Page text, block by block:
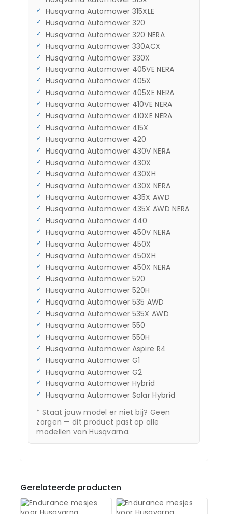
Husqvarna Automower 315XLE
Husqvarna Automower 320
Husqvarna Automower 320 NERA
Husqvarna Automower 330ACX
Husqvarna Automower 330X
Husqvarna Automower 405VE NERA
Husqvarna Automower 405X
Husqvarna Automower 405XE NERA
Husqvarna Automower 410VE NERA
Husqvarna Automower 410XE NERA
Husqvarna Automower 415X
Husqvarna Automower 420
Husqvarna Automower 430V NERA
Husqvarna Automower 430X
Husqvarna Automower 430XH
Husqvarna Automower 430X NERA
Husqvarna Automower 435X AWD
Husqvarna Automower 435X AWD NERA
Husqvarna Automower 440
Husqvarna Automower 450V NERA
Husqvarna Automower 450X
Husqvarna Automower 450XH
Husqvarna Automower 450X NERA
Husqvarna Automower 520
Husqvarna Automower 520H
Husqvarna Automower 535 AWD
Husqvarna Automower 535X AWD
Husqvarna Automower 550
Husqvarna Automower 550H
Husqvarna Automower Aspire R4
Husqvarna Automower G1
Husqvarna Automower G2
Husqvarna Automower Hybrid
Husqvarna Automower Solar Hybrid
* Staat jouw model er niet bij? Geen
zorgen — dit product past op alle
modellen van Husqvarna.
Gerelateerde producten